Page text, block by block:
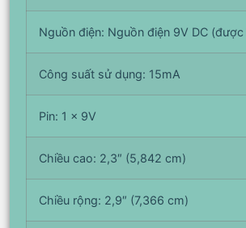
Nguồn điện: Nguồn điện 9V DC (được
Công suất sử dụng: 15mA
Pin: 1 x 9V
Chiều cao: 2,3″ (5,842 cm)
Chiều rộng: 2,9″ (7,366 cm)